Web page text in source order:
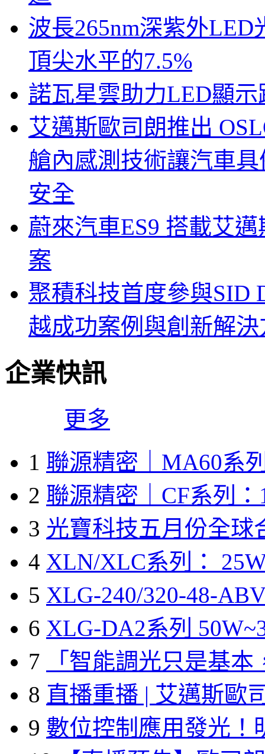
波長265nm深紫外
頂尖水平的7.5%
諾瓦星雲助力LED顯
艾邁斯歐司朗推出
艙內感測技術讓汽車
安全
蔚來汽車ES9 搭載艾
案
聚積科技首度參與SID
越成功案例與創新解決
企業快訊
更多
1 聯源精密｜MA60系
2 聯源精密｜CF系列：
3 光寶科技五月份全球
4 XLN/XLC系列：
5 XLG-240/320-48-
6 XLG-DA2系列
7
「智能調光只是基本
8 直播重播 | 艾邁斯歐
9 數位控制應用發光！